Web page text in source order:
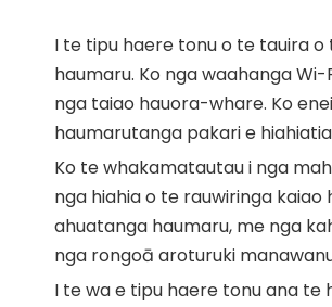
I te tipu haere tonu o te tauira
haumaru. Ko nga waahanga
nga taiao hauora-whare. Ko
haumarutanga pakari e
Ko te whakamatautau i nga
nga hiahia o te rauwiringa kaiao
ahuatanga haumaru, me nga
nga rongoā aroturuki
I te wa e tipu haere tonu ana te